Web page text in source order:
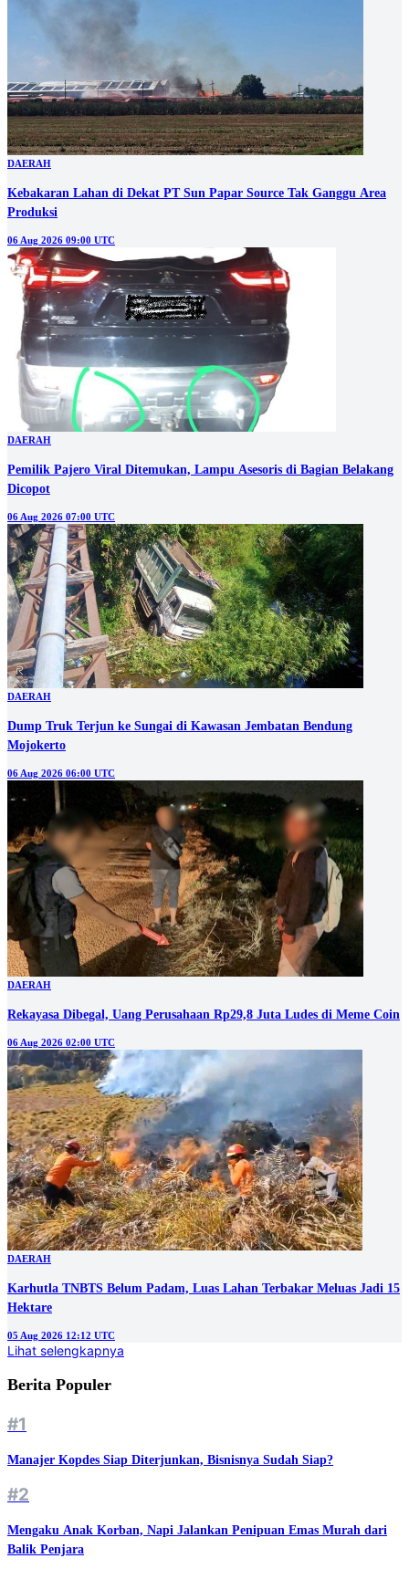
DAERAH
Kebakaran Lahan di Dekat PT Sun Papar Source Tak Ganggu Area
Produksi
06 Aug 2026 09:00 UTC
DAERAH
Pemilik Pajero Viral Ditemukan, Lampu Asesoris di Bagian Belakang
Dicopot
06 Aug 2026 07:00 UTC
DAERAH
Dump Truk Terjun ke Sungai di Kawasan Jembatan Bendung
Mojokerto
06 Aug 2026 06:00 UTC
DAERAH
Rekayasa Dibegal, Uang Perusahaan Rp29,8 Juta Ludes di Meme Coin
06 Aug 2026 02:00 UTC
DAERAH
Karhutla TNBTS Belum Padam, Luas Lahan Terbakar Meluas Jadi 15
Hektare
05 Aug 2026 12:12 UTC
Lihat selengkapnya
Berita Populer
#1
Manajer Kopdes Siap Diterjunkan, Bisnisnya Sudah Siap?
#2
Mengaku Anak Korban, Napi Jalankan Penipuan Emas Murah dari
Balik Penjara